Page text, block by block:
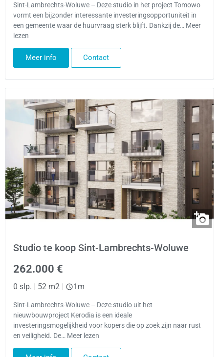
Sint-Lambrechts-Woluwe – Deze studio in het project Tomowo
vormt een bijzonder interessante investeringsopportuniteit in
een gemeente waar de huurvraag sterk blijft. Dankzij de… Meer
lezen
Meer info Contact
Studio te koop Sint-Lambrechts-Woluwe
262.000 €
0 slp. | 52 m2 | 1m
Sint-Lambrechts-Woluwe – Deze studio uit het
nieuwbouwproject Kerodia is een ideale
investeringsmogelijkheid voor kopers die op zoek zijn naar rust
en veiligheid. De… Meer lezen